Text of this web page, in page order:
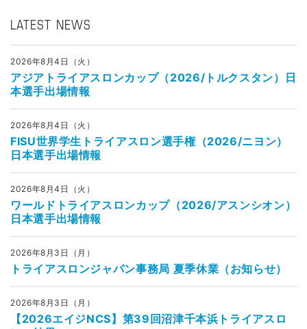
LATEST NEWS
2026年8月4日（火）
アジアトライアスロンカップ（2026/トルクスタン）日
本選手出場情報
2026年8月4日（火）
FISU世界学生トライアスロン選手権（2026/ニヨン）
日本選手出場情報
2026年8月4日（火）
ワールドトライアスロンカップ（2026/アスンシオン）
日本選手出場情報
2026年8月3日（月）
トライアスロンジャパン事務局 夏季休業（お知らせ）
2026年8月3日（月）
【2026エイジNCS】第39回沼津千本浜トライアスロ